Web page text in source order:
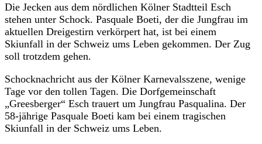
Die Jecken aus dem nördlichen Kölner Stadtteil Esch
stehen unter Schock. Pasquale Boeti, der die Jungfrau im
aktuellen Dreigestirn verkörpert hat, ist bei einem
Skiunfall in der Schweiz ums Leben gekommen. Der Zug
soll trotzdem gehen.
Schocknachricht aus der Kölner Karnevalsszene, wenige
Tage vor den tollen Tagen. Die Dorfgemeinschaft
„Greesberger“ Esch trauert um Jungfrau Pasqualina. Der
58-jährige Pasquale Boeti kam bei einem tragischen
Skiunfall in der Schweiz ums Leben.